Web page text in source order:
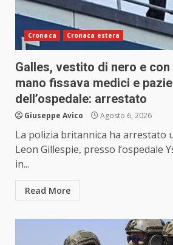
Cronaca Cronaca estera
Galles, vestito di nero e
mano fissava medici e
dell’ospedale: arrestato
Giuseppe Avico Agosto 6, 2026
La polizia britannica ha arrestato
Leon Gillespie, presso l’ospedale
in...
Read More